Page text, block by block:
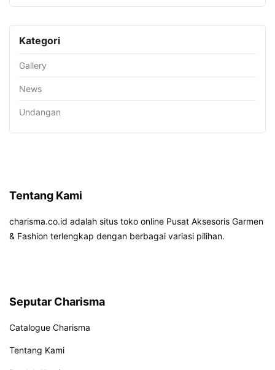
Kategori
Gallery
News
Undangan
Tentang Kami
charisma.co.id adalah situs toko online Pusat Aksesoris Garmen
& Fashion terlengkap dengan berbagai variasi pilihan.
Seputar Charisma
Catalogue Charisma
Tentang Kami